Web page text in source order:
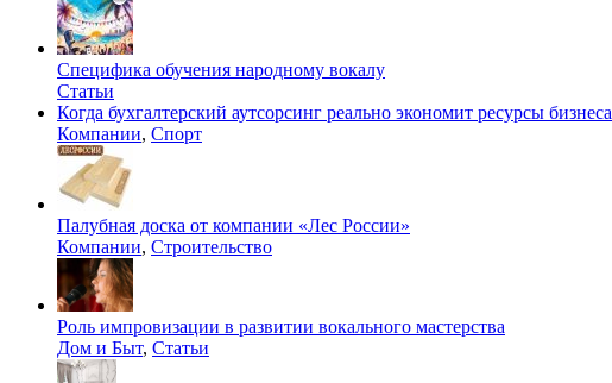
Специфика обучения народному вокалу
Статьи
Когда бухгалтерский аутсорсинг реально экономит ресурсы бизнеса
Компании, Спорт
Палубная доска от компании «Лес России»
Компании, Строительство
Роль импровизации в развитии вокального мастерства
Дом и Быт, Статьи